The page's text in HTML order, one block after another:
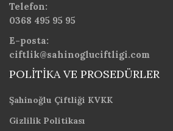
Telefon:
0368 495 95 95
E-posta:
ciftlik@sahinogluciftligi.com
POLITIKA VE PROSEDÜRLER
Şahinoğlu Çiftliği KVKK
Gizlilik Politikası